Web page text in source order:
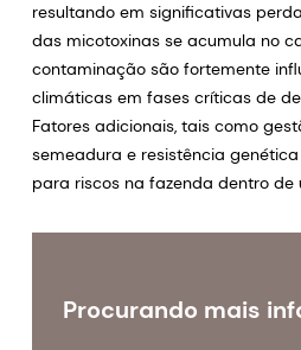
resultando em significativas
das micotoxinas se acumula no
contaminação são fortemente
climáticas em fases críticas de
Fatores adicionais, tais como
semeadura e resistência
para riscos na fazenda dentro de
Procurando mais